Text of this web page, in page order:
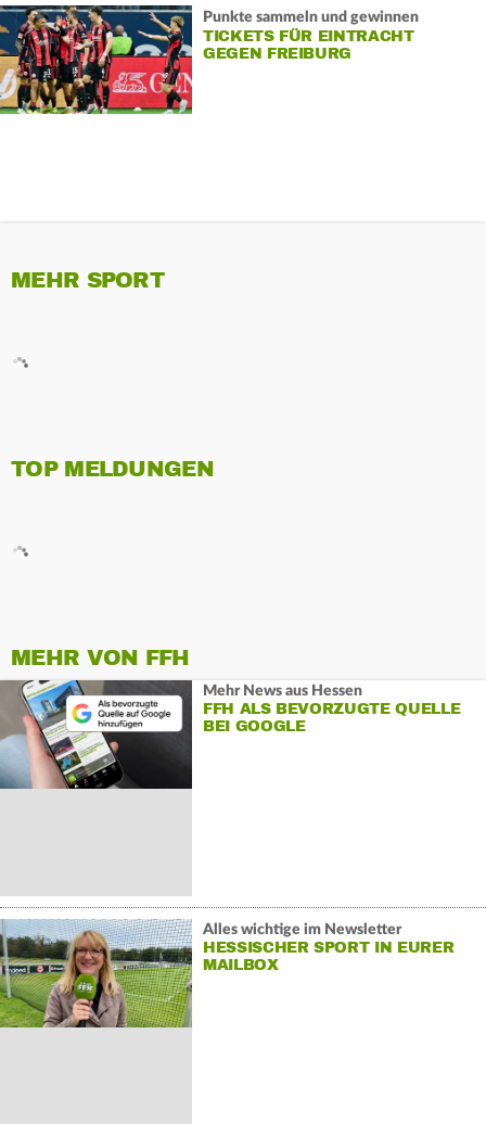
Punkte sammeln und gewinnen
TICKETS FÜR EINTRACHT
GEGEN FREIBURG
MEHR SPORT
TOP MELDUNGEN
MEHR VON FFH
Mehr News aus Hessen
FFH ALS BEVORZUGTE QUELLE
BEI GOOGLE
Alles wichtige im Newsletter
HESSISCHER SPORT IN EURER
MAILBOX